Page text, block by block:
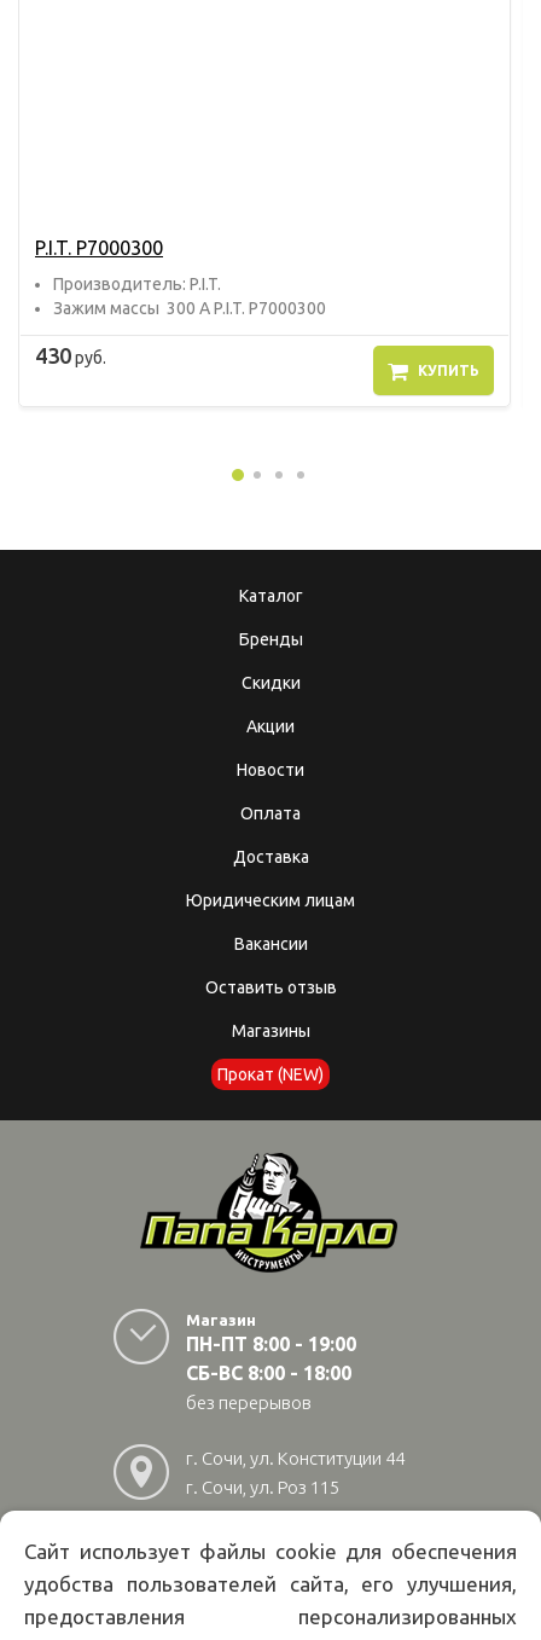
P.I.T. P7000300
Прoизвoдитель: P.I.T.
Зажим массы 300 А P.I.T. P7000300
430руб.
КУПИТЬ
Каталог
Бренды
Скидки
Акции
Новости
Оплата
Доставка
Юридическим лицам
Вакансии
Оставить отзыв
Магазины
Прокат (NEW)
Магазин
ПН-ПТ 8:00 - 19:00
СБ-ВС 8:00 - 18:00
без перерывов
г. Сочи, ул. Конституции 44
г. Сочи, ул. Роз 115
г. Адлер, ул Авиационная
28/10
222 02 01
Сайт использует файлы cookie для обеспечения
удобства пользователей сайта, его улучшения,
предоставления персонализированных